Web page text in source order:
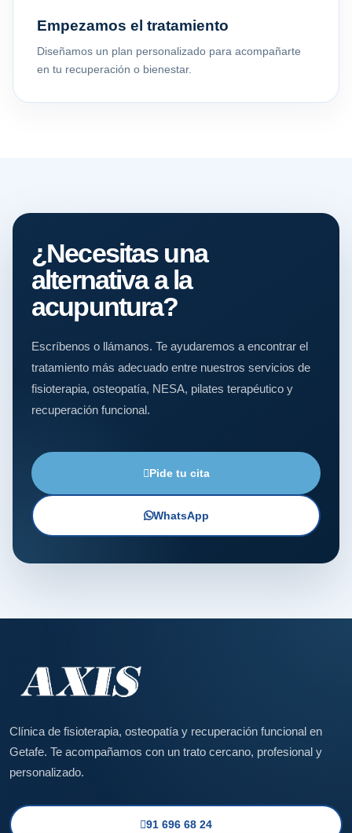
Empezamos el tratamiento
Diseñamos un plan personalizado para acompañarte
en tu recuperación o bienestar.
¿Necesitas una
alternativa a la
acupuntura?
Escríbenos o llámanos. Te ayudaremos a encontrar el
tratamiento más adecuado entre nuestros servicios de
fisioterapia, osteopatía, NESA, pilates terapéutico y
recuperación funcional.
Pide tu cita
WhatsApp
Clínica de fisioterapia, osteopatía y recuperación funcional en
Getafe. Te acompañamos con un trato cercano, profesional y
personalizado.
91 696 68 24